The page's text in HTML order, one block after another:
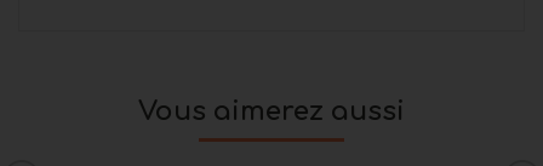
Vous aimerez aussi